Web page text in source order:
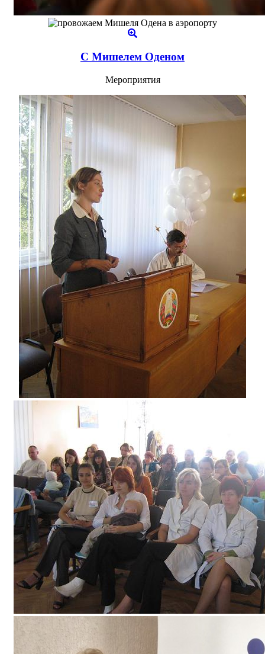
С Мишелем Оденом
Мероприятия